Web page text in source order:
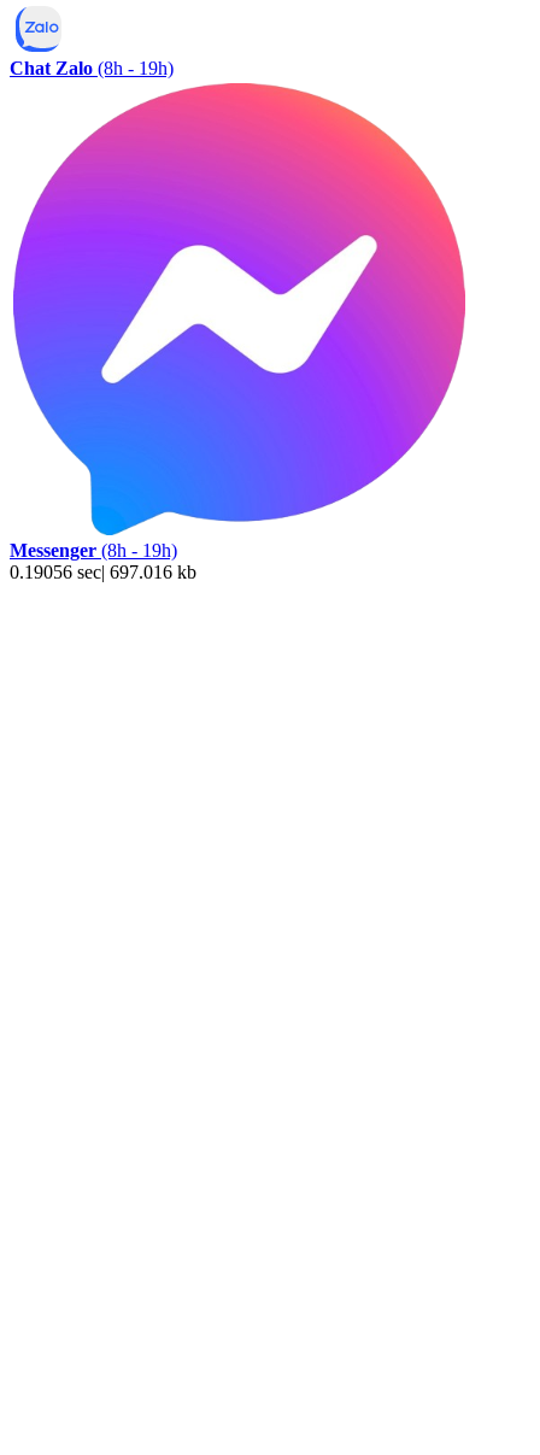
Chat Zalo (8h - 19h)
Messenger (8h - 19h)
0.19056 sec| 697.016 kb